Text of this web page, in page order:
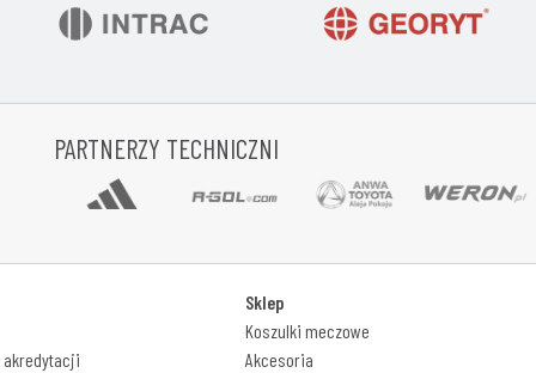
PARTNERZY TECHNICZNI
akredytacji
Sklep
Koszulki meczowe
Akcesoria